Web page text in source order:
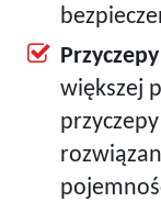
większej